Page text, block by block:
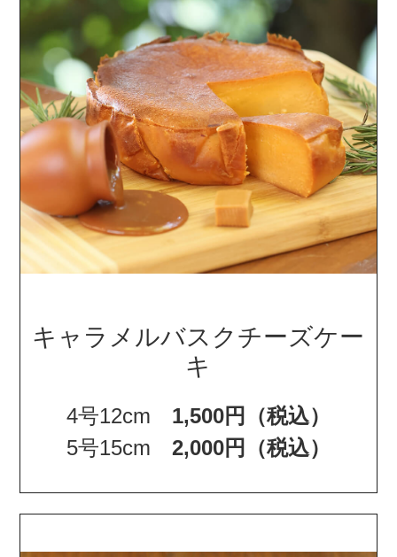
キャラメルバスクチーズケー
キ
4号12cm 1,500円（税込）
5号15cm 2,000円（税込）